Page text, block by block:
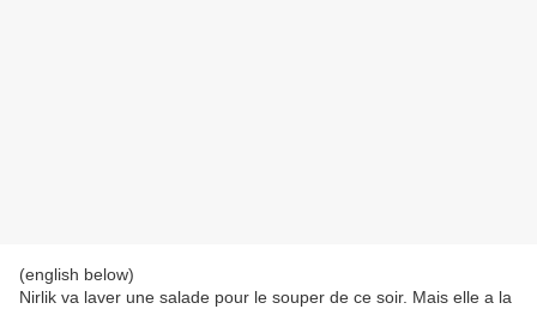
(english below)
Nirlik va laver une salade pour le souper de ce soir. Mais elle a la